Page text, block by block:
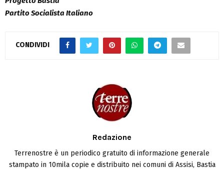
Partito Socialista Italiano
CONDIVIDI
Redazione
Terrenostre è un periodico gratuito di informazione generale
stampato in 10mila copie e distribuito nei comuni di Assisi, Bastia